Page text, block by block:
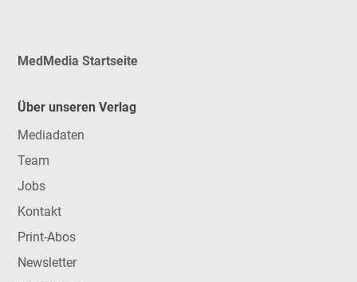
MedMedia Startseite
Über unseren Verlag
Mediadaten
Team
Jobs
Kontakt
Print-Abos
Newsletter